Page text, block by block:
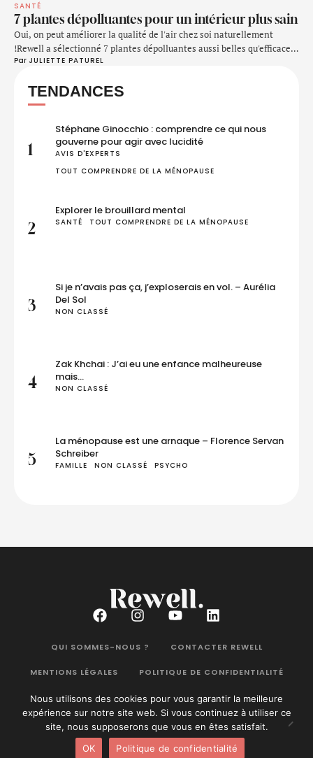
SANTÉ
7 plantes dépolluantes pour un intérieur plus sain
Oui, on peut améliorer la qualité de l'air chez soi naturellement
!Rewell a sélectionné 7 plantes dépolluantes aussi belles qu'efficaces
pour votre santé physique et mentale. Elles absorbent les toxines,
décorez, vivez mieux. Les bienfaits des plantes dépolluantes sur le
bien-être Elles ne sont pas qu'un …
Par JULIETTE PATUREL
TENDANCES
1
Stéphane Ginocchio : comprendre ce qui nous
gouverne pour agir avec lucidité
AVIS D'EXPERTS
TOUT COMPRENDRE DE LA MÉNOPAUSE
2
Explorer le brouillard mental
SANTÉ TOUT COMPRENDRE DE LA MÉNOPAUSE
3
Si je n’avais pas ça, j’exploserais en vol. – Aurélia
Del Sol
NON CLASSÉ
4
Zak Khchai : J’ai eu une enfance malheureuse
mais…
NON CLASSÉ
5
La ménopause est une arnaque – Florence Servan
Schreiber
FAMILLE NON CLASSÉ PSYCHO
QUI SOMMES-NOUS ? CONTACTER REWELL
MENTIONS LÉGALES POLITIQUE DE CONFIDENTIALITÉ
Rewell Magazine ©2026. Tous droits réservés.
Nous utilisons des cookies pour vous garantir la meilleure
expérience sur notre site web. Si vous continuez à utiliser ce
site, nous supposerons que vous en êtes satisfait.
OK
Politique de confidentialité